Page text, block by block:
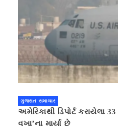
ગુજરાત સમાચાર
અમેરિકાથી ડિપોર્ટ કરાયેલા
વખા’ના માર્યા છે